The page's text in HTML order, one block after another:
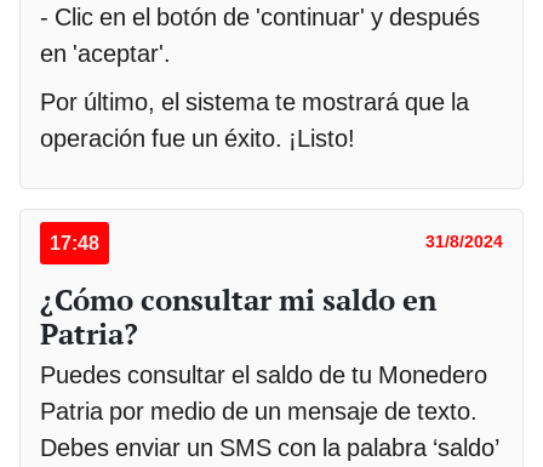
- Clic en el botón de 'continuar' y después
en 'aceptar'.
Por último, el sistema te mostrará que la
operación fue un éxito. ¡Listo!
17:48 31/8/2024
¿Cómo consultar mi saldo en
Patria?
Puedes consultar el saldo de tu Monedero
Patria por medio de un mensaje de texto.
Debes enviar un SMS con la palabra ‘saldo’